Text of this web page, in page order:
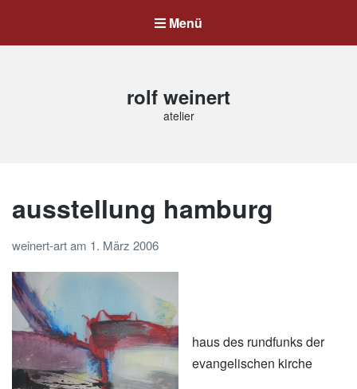
Menü
rolf weinert
atelier
ausstellung hamburg
weinert-artam 1. März 2006
haus des rundfunks der
evangelischen kirche